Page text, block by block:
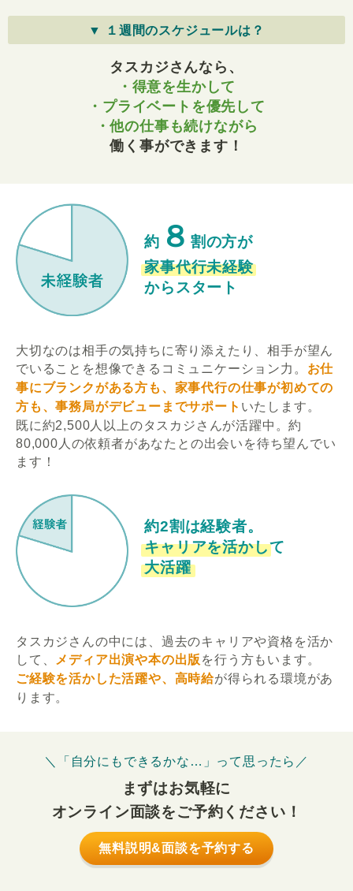
▼ １週間のスケジュールは？
タスカジさんなら、
・得意を生かして
・プライベートを優先して
・他の仕事も続けながら
働く事ができます！
約 ８ 割の方が
家事代行未経験
からスタート
大切なのは相手の気持ちに寄り添えたり、相手が望ん
でいることを想像できるコミュニケーション力。 お仕
事にブランクがある方も、家事代行の仕事が初めての
方も、事務局がデビューまでサポート いたします。
既に約2,500人以上のタスカジさんが活躍中。約
80,000人の依頼者があなたとの出会いを待ち望んでい
ます！
約2割は経験者。
キャリアを活かして
大活躍
タスカジさんの中には、過去のキャリアや資格を活か
して、
メディア出演や本の出版 を行う方もいます。
ご経験を活かした活躍や、高時給が得られる環境があ
ります。
＼「自分にもできるかな…」って思ったら／
まずはお気軽に
オンライン面談をご予約ください！
無料説明&面談を予約する